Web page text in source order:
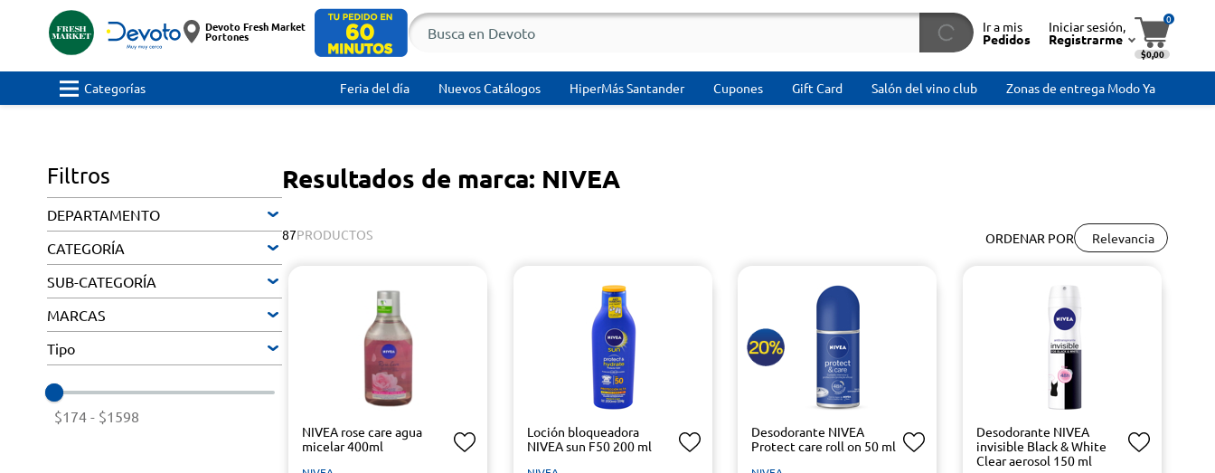
Devoto Fresh Market
Portones
Ir a mis
Pedidos
Iniciar sesión,
Registrarme
0
$0,00
Categorías Feria del día Nuevos Catálogos HiperMás Santander Cupones Gift Card Salón del vino club Zonas de entrega Modo Ya
Filtros
DEPARTAMENTO
CATEGORÍA
SUB-CATEGORÍA
MARCAS
Tipo
$174 - $1598
Resultados de marca: NIVEA
ORDENAR POR Relevancia
87PRODUCTOS
NIVEA rose care agua
micelar 400ml
Loción bloqueadora
NIVEA sun F50 200 ml
Desodorante NIVEA
Protect care roll on 50 ml
Desodorante NIVEA
invisible Black & White
Clear aerosol 150 ml